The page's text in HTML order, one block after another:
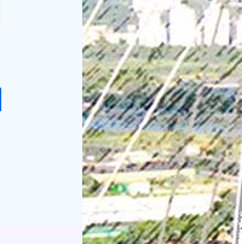
內湖路一段737巷路
成 美食街輕鬆安全行